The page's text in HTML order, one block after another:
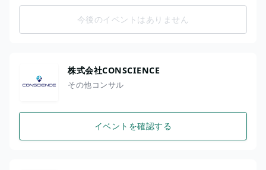
今後のイベントはありません
株式会社CONSCIENCE
その他コンサル
イベントを確認する